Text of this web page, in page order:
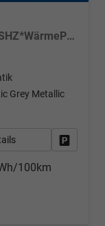
VZ 55,2 kWh 226 PS Android Auto*SHZ*WärmePumpe*ACC*Kamera*Keyless*2Z Klimaauto*
Grey Metallic
100km